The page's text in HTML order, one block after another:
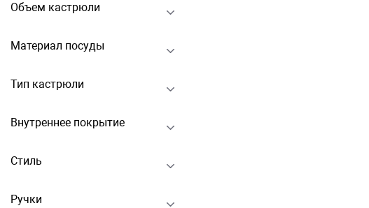
Объем кастрюли
Материал посуды
Тип кастрюли
Внутреннее покрытие
Стиль
Ручки